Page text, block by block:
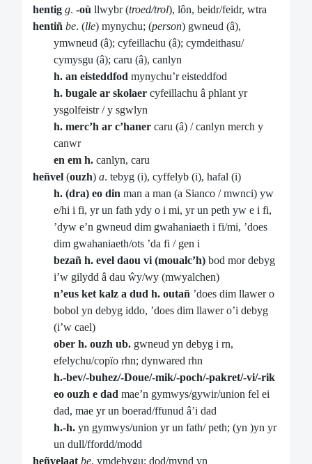
hentig g. -où llwybr (troed/trol), lôn, beidr/feidr, wtra
hentiñ be. (lle) mynychu; (person) gwneud (â),
ymwneud (â); cyfeillachu (â); cymdeithasu/
cymysgu (â); caru (â), canlyn
h. an eisteddfod mynychu’r eisteddfod
h. bugale ar skolaer cyfeillachu â phlant yr
ysgolfeistr / y sgwlyn
h. merc’h ar c’haner caru (â) / canlyn merch y
canwr
en em h. canlyn, caru
heñvel (ouzh) a. tebyg (i), cyffelyb (i), hafal (i)
h. (dra) eo din man a man (a Sianco / mwnci) yw
e/hi i fi, yr un fath ydy o i mi, yr un peth yw e i fi,
’dyw e’n gwneud dim gwahaniaeth i fi/mi, ’does
dim gwahaniaeth/ots ’da fi / gen i
bezañ h. evel daou vi (moualc’h) bod mor debyg
i’w gilydd â dau ŵy/wy (mwyalchen)
n’eus ket kalz a dud h. outañ ’does dim llawer o
bobol yn debyg iddo, ’does dim llawer o’i debyg
(i’w cael)
ober h. ouzh ub. gwneud yn debyg i rn,
efelychu/copïo rhn; dynwared rhn
h.-bev/-buhez/-Doue/-mik/-poch/-pakret/-vi/-rik
eo ouzh e dad mae’n gymwys/gywir/union fel ei
dad, mae yr un boerad/ffunud â’i dad
h.-h. yn gymwys/union yr un fath/ peth; (yn )yn yr
un dull/ffordd/modd
heñvelaat be. ymdebygu; dod/mynd yn